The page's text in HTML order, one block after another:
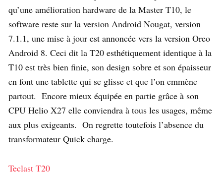
qu’une amélioration hardware de la Master T10, le
software reste sur la version Android Nougat, version
7.1.1, une mise à jour est annoncée vers la version Oreo
Android 8. Ceci dit la T20 esthétiquement identique à la
T10 est très bien finie, son design sobre et son épaisseur
en font une tablette qui se glisse et que l’on emmène
partout. Encore mieux équipée en partie grâce à son
CPU Helio X27 elle conviendra à tous les usages, même
aux plus exigeants. On regrette toutefois l’absence du
transformateur Quick charge.
Teclast T20